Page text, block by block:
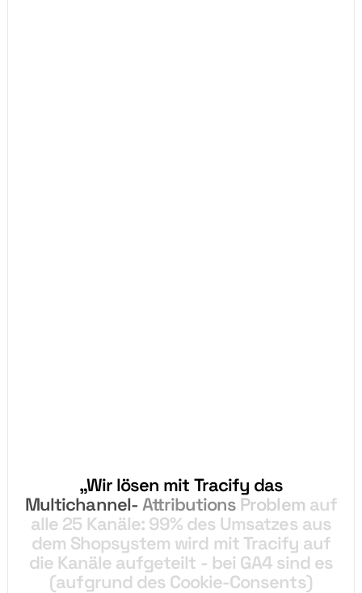
„Wir lösen mitTracify das
Multichannel- Attributions Problem auf
alle 25 Kanäle: 99% des Umsatzes aus
dem Shopsystem wird mit Tracify auf
die Kanäle aufgeteilt - bei GA4 sind es
(aufgrund des Cookie-Consents)